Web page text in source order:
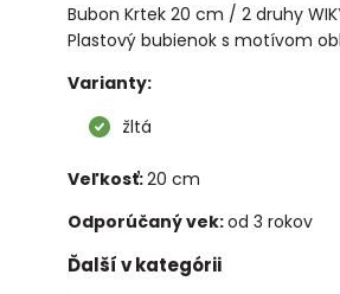
Bubon Krtek 20 cm / 2 druhy
Plastový bubienok s motívom
Varianty:
žltá
Veľkosť:20 cm
Odporúčaný vek:od 3 rokov
Ďalší v kategórii